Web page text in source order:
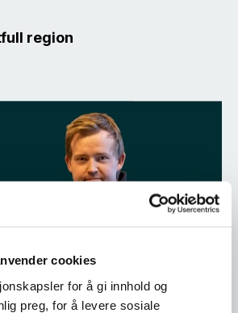
cookies
for å gi innhold og
preg, for å levere sosiale
region